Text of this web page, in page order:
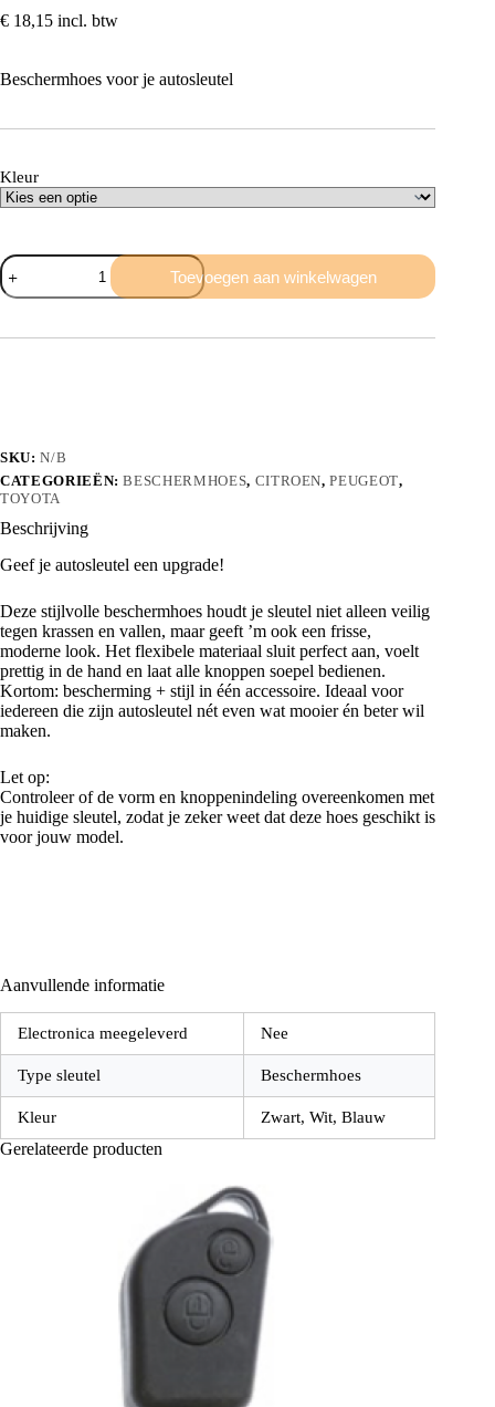
€ 18,15 incl. btw
Beschermhoes voor je autosleutel
Kleur
Beschermhoes
2
knops
Toevoegen aan winkelwagen
SKU:N/B
CATEGORIEËN:BESCHERMHOES, CITROEN,PEUGEOT,
TOYOTA
Beschrijving
Geef je autosleutel een upgrade!
Deze stijlvolle beschermhoes houdt je sleutel niet alleen veilig
tegen krassen en vallen, maar geeft ’m ook een frisse,
moderne look. Het flexibele materiaal sluit perfect aan, voelt
prettig in de hand en laat alle knoppen soepel bedienen.
Kortom: bescherming + stijl in één accessoire. Ideaal voor
iedereen die zijn autosleutel nét even wat mooier én beter wil
maken.
Let op:
Controleer of de vorm en knoppenindeling overeenkomen met
je huidige sleutel, zodat je zeker weet dat deze hoes geschikt is
voor jouw model.
Aanvullende informatie
Electronica meegeleverd Nee
Type sleutel Beschermhoes
Kleur Zwart, Wit, Blauw
Gerelateerde producten